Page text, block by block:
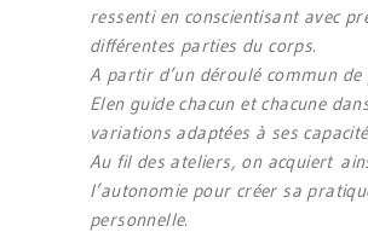
ressenti en conscientisant avec
différentes parties du corps.
A partir d’un déroulé commun de
Elen guide chacun et chacune
variations adaptées à ses
Au fil des ateliers, on acquiert
l’autonomie pour créer sa
personnelle.